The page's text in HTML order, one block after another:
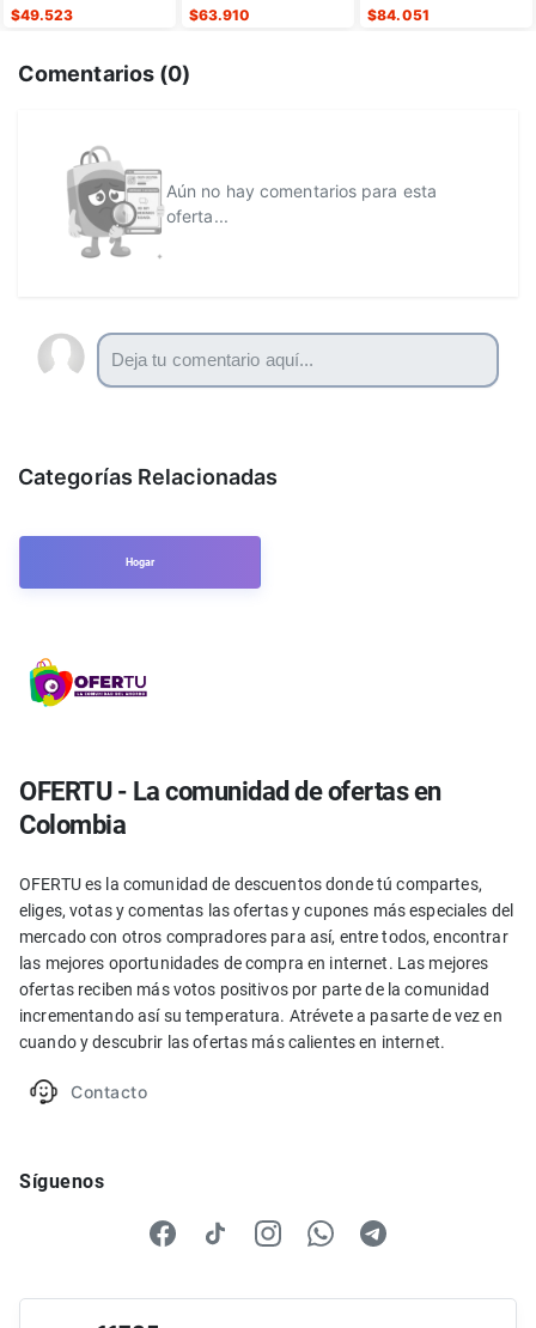
$49.523 $63.910 $84.051
Comentarios (0)
Aún no hay comentarios para esta
oferta...
Categorías Relacionadas
Hogar
OFERTU - La comunidad de ofertas en
Colombia
OFERTU es la comunidad de descuentos donde tú compartes,
eliges, votas y comentas las ofertas y cupones más especiales del
mercado con otros compradores para así, entre todos, encontrar
las mejores oportunidades de compra en internet. Las mejores
ofertas reciben más votos positivos por parte de la comunidad
incrementando así su temperatura. Atrévete a pasarte de vez en
cuando y descubrir las ofertas más calientes en internet.
Contacto
Síguenos